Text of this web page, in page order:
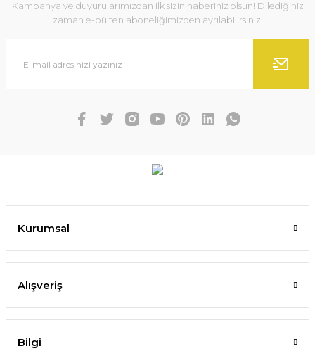
Kampanya ve duyurularımızdan ilk sizin haberiniz olsun! Dilediğiniz
zaman e-bülten aboneliğimizden ayrılabilirsiniz.
Kurumsal
Alışveriş
Bilgi